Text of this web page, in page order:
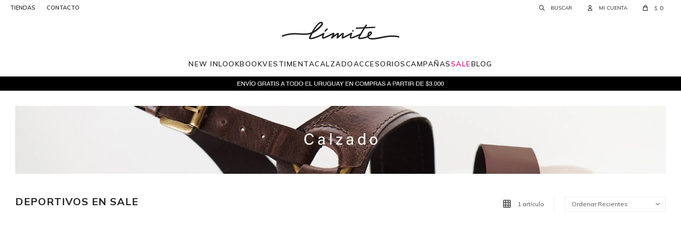
NEW INLOOKBOOKVESTIMENTACALZADOACCESORIOSCAMPAÑASSALEBLOG
TIENDAS CONTACTO $ 0
DEPORTIVOS EN SALE 1 artículo Recientes